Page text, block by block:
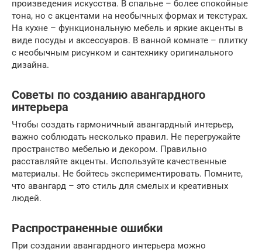
произведения искусства. В спальне – более спокойные
тона, но с акцентами на необычных формах и текстурах.
На кухне – функциональную мебель и яркие акценты в
виде посуды и аксессуаров. В ванной комнате – плитку
с необычным рисунком и сантехнику оригинального
дизайна.
Советы по созданию авангардного
интерьера
Чтобы создать гармоничный авангардный интерьер,
важно соблюдать несколько правил. Не перегружайте
пространство мебелью и декором. Правильно
расставляйте акценты. Используйте качественные
материалы. Не бойтесь экспериментировать. Помните,
что авангард – это стиль для смелых и креативных
людей.
Распространенные ошибки
При создании авангардного интерьера можно